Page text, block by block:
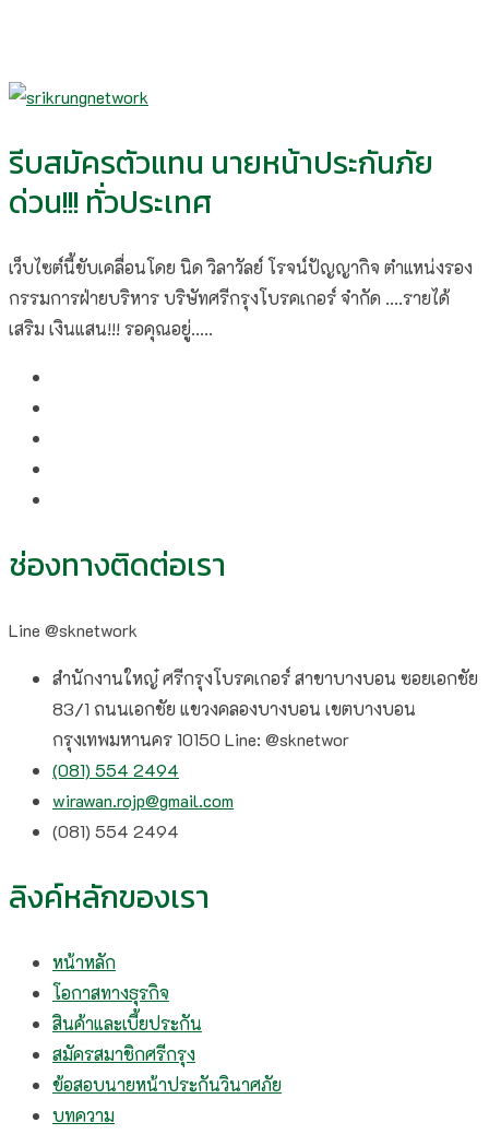
รีบสมัครตัวแทน นายหน้าประกันภัย
ด่วน!!! ทั่วประเทศ
เว็บไซต์นี้ขับเคลื่อนโดย นิด วิลาวัลย์​ โรจน์ปัญญากิจ ตำแหน่งรอง
กรรมการฝ่ายบริหาร บริษัทศรีกรุงโบรคเกอร์ จำกัด ....รายได้
เสริม เงินแสน!!! รอคุณอยู่.....
ช่องทางติดต่อเรา
Line @sknetwork
สำนักงานใหญ๋ ศรีกรุงโบรคเกอร์ สาขาบางบอน ซอยเอกชัย
83/1 ถนนเอกชัย แขวงคลองบางบอน เขตบางบอน
กรุงเทพมหานคร 10150 Line: @sknetwor
(081) 554 2494​
wirawan.rojp@gmail.com
(081) 554 2494​
ลิงค์หลักของเรา
หน้าหลัก
โอกาสทางธุรกิจ
สินค้าและเบี้ยประกัน
สมัครสมาชิกศรีกรุง
ข้อสอบนายหน้าประกันวินาศภัย
บทความ